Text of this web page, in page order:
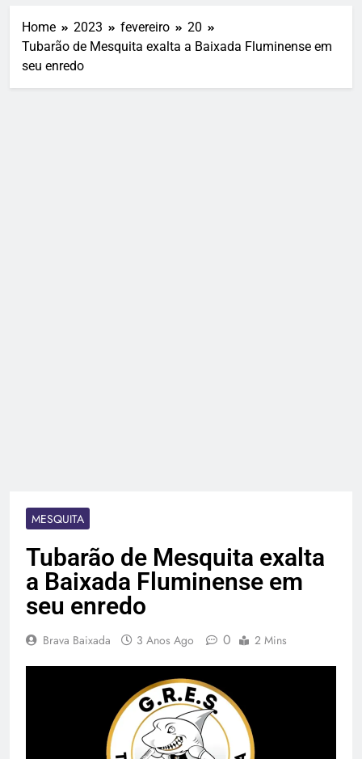
Home 2023 fevereiro
20
Tubarão de Mesquita exalta a Baixada Fluminense em
seu enredo
MESQUITA
Tubarão de Mesquita exalta
a Baixada Fluminense em
seu enredo
Brava Baixada 3 Anos Ago 0 2 Mins